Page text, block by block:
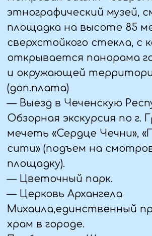
— Завтрак, выселение из отеля,
выезд в республику Дагестан
— Прогулка по форелевому хозяйству
«Главрыба». Покормим уточек и
форель. Можно взять с собой
хлебушек.
— Локация «Пещера». Подвесной
мост. Пещеры, оставшиеся после
проведения исследований перед
строительством предпоследней
дамбы на реке Сулак. Горная кофейня.
— Обед в кафе за доп.плату.
Рекомендуем всем «Форель на углях» –
Топовое блюдо.
«Сулакская форель радужная –
цениться своими полезными
свойствами».
— Смотровая на Сулакском каньоне –
Дагестана. Одеваемся как при
7 ДЕНЬ (09.06.25)